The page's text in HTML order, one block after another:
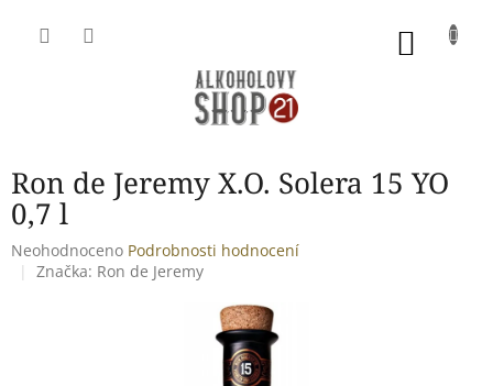
Ron de Jeremy X.O. Solera 15 YO
0,7 l
Průměrné
hodnocení
Neohodnoceno Podrobnosti hodnocení
Značka: Ron de Jeremy